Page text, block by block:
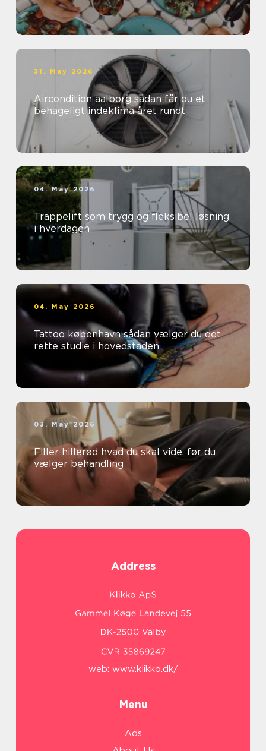
31. May 2026
Aircondition aalborg sådan får du et
behageligt indeklima året rundt
04. May 2026
Trappelift som trygg og fleksibel løsning
i hverdagen
04. May 2026
Tattoo københavn sådan vælger du det
rette studie i hovedstaden
03. May 2026
Filler hillerød hvad du skal vide, før du
vælger behandling
Address
web: www.klikko.dk/
Menu
Ads